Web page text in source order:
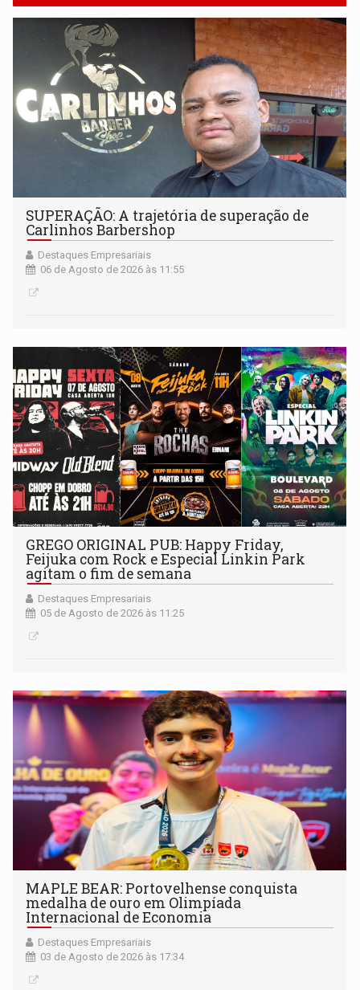
SUPERAÇÃO: A trajetória de superação de
Carlinhos Barbershop
Destaques Empresariais
06 de Agosto de 2026 às 11:55
GREGO ORIGINAL PUB: Happy Friday,
Feijuka com Rock e Especial Linkin Park
agitam o fim de semana
Destaques Empresariais
05 de Agosto de 2026 às 11:25
MAPLE BEAR: Portovelhense conquista
medalha de ouro em Olimpíada
Internacional de Economia
Destaques Empresariais
03 de Agosto de 2026 às 17:34